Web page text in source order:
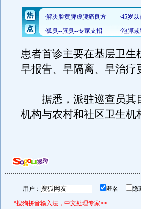
患者首诊主要在基层卫
早报告、早隔离、早治疗
据悉，派驻巡查员其
机构与农村和社区卫生
用户： 匿名 隐
*搜狗拼音输入法，中文处理专家>>